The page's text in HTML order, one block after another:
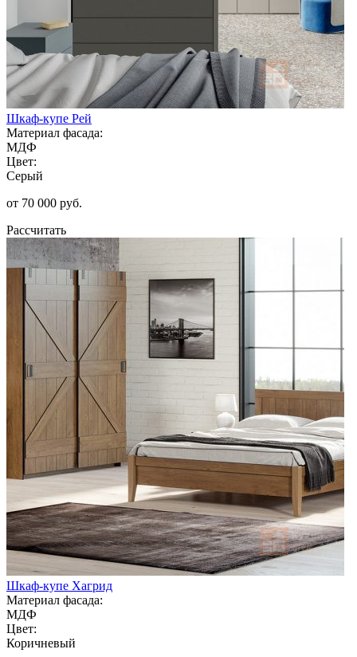
Шкаф-купе Рей
Материал фасада:
МДФ
Цвет:
Серый
от 70 000 руб.
Рассчитать
Шкаф-купе Хагрид
Материал фасада:
МДФ
Цвет:
Коричневый